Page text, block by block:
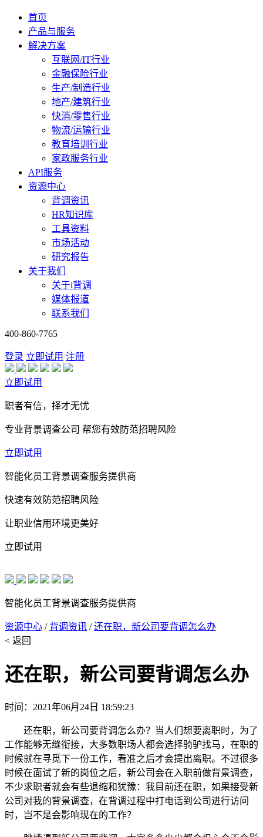
首页
产品与服务
解决方案
互联网/IT行业
金融保险行业
生产/制造行业
地产/建筑行业
快消/零售行业
物流/运输行业
教育培训行业
家政服务行业
API服务
资源中心
背调资讯
HR知识库
工具资料
市场活动
研究报告
关于我们
关于i背调
媒体报道
联系我们
400-860-7765
登录 立即试用 注册
立即试用
职者有信，择才无忧
专业背景调查公司 帮您有效防范招聘风险
立即试用
智能化员工背景调查服务提供商
快速有效防范招聘风险
让职业信用环境更美好
立即试用
智能化员工背景调查服务提供商
资源中心 / 背调资讯 /还在职，新公司要背调怎么办
< 返回
还在职，新公司要背调怎么办
时间：2021年06月24日 18:59:23
还在职，新公司要背调怎么办？当人们想要离职时，为了
工作能够无缝衔接，大多数职场人都会选择骑驴找马，在职的
时候就在寻觅下一份工作，看准之后才会提出离职。不过很多
时候在面试了新的岗位之后，新公司会在入职前做背景调查，
不少求职者就会有些退缩和犹豫：我目前还在职，如果接受新
公司对我的背景调查，在背调过程中打电话到公司进行访问
时，岂不是会影响现在的工作？